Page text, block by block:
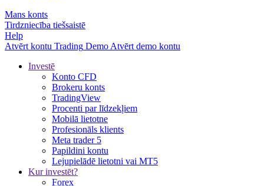
Mans konts
Tirdzniecība tiešsaistē
Help
Atvērt kontu Trading Demo Atvērt demo kontu
Investē
Konto CFD
Brokeru konts
TradingView
Procenti par līdzekļiem
Mobilā lietotne
Profesionāls klients
Meta trader 5
Papildini kontu
Lejupielādē lietotni vai MT5
Kur investēt?
Forex